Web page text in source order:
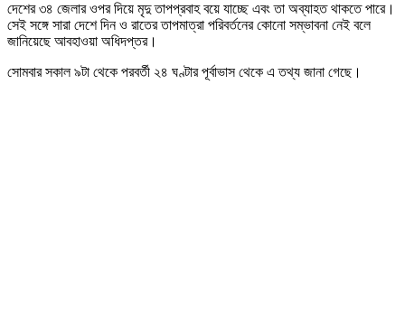
দেশের ৩৪ জেলার ওপর দিয়ে মৃদু তাপপ্রবাহ বয়ে যাচ্ছে এবং তা অব্যাহত থাকতে পারে।
সেই সঙ্গে সারা দেশে দিন ও রাতের তাপমাত্রা পরিবর্তনের কোনো সম্ভাবনা নেই বলে
জানিয়েছে আবহাওয়া অধিদপ্তর।
সোমবার সকাল ৯টা থেকে পরবর্তী ২৪ ঘণ্টার পূর্বাভাস থেকে এ তথ্য জানা গেছে।